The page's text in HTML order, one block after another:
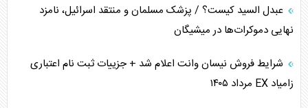
اوکراین بازوی مخرب آمریکا در غرب آسیا
اهمیت راهبردی اردن برای آمریکا
پیام، ظرفیت بالفعل‌نشده تجارت ایران
عبدل السید کیست؟ / پزشک مسلمان و منتقد اسرائیل، نامزد
نهایی دموکرات‌ها در میشیگان
شرایط فروش نیسان وانت اعلام شد + جزییات ثبت نام اعتباری
زامیاد EX مرداد ۱۴۰۵